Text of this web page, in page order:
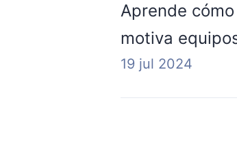
Aprende
motiva
19 jul 2024